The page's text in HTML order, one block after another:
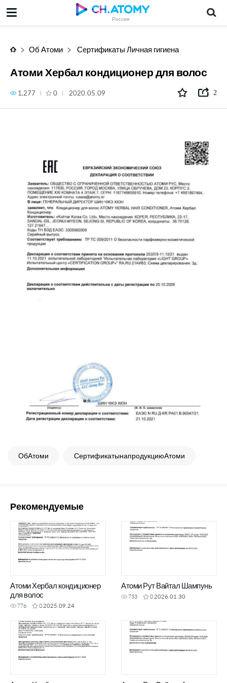
Россия
Атоми Хербал кондиционер для волос
Об Атоми Сертификаты Личная гигиена
Атоми Хербал кондиционер для волос
1,277 0 2020.05.09 2
ОбАтоми СертификатынапродукциюАтоми
Рекомендуемые
Атоми Хербал кондиционер
для волос
776 02025.09.24
Атоми Рут Вайтал Шампунь
733 02026.01.30